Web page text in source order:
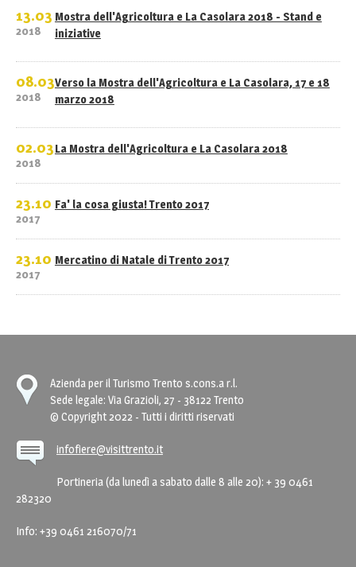
13.03
2018
Mostra dell'Agricoltura e La Casolara 2018 - Stand e
iniziative
08.03
2018
Verso la Mostra dell'Agricoltura e La Casolara, 17 e 18
marzo 2018
02.03
2018
La Mostra dell'Agricoltura e La Casolara 2018
23.10
2017
Fa' la cosa giusta! Trento 2017
23.10
2017
Mercatino di Natale di Trento 2017
Azienda per il Turismo Trento s.cons.a r.l.
Sede legale: Via Grazioli, 27 - 38122 Trento
© Copyright 2022 - Tutti i diritti riservati
infofiere@visittrento.it
Portineria (da lunedì a sabato dalle 8 alle 20): + 39 0461
282320
Info: +39 0461 216070/71